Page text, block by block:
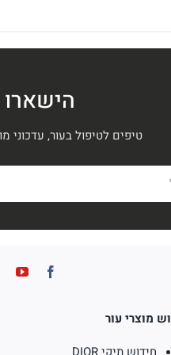
הישארו
טיפים לטיפול בעור, עדכוני
מוצרי עור